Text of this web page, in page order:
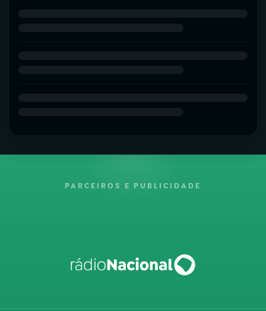
PARCEIROS E PUBLICIDADE